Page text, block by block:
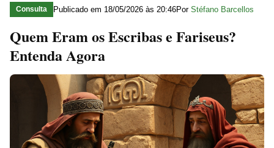
Consulta Publicado em 18/05/2026 às 20:46Por Stéfano Barcellos
Quem Eram os Escribas e Fariseus?
Entenda Agora